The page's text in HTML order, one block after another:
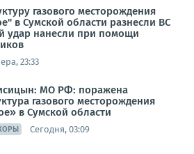
газового месторождения
в Сумской области разнесли ВС
удар нанесли при помощи
23:33
МО РФ: поражена
газового месторождения
в Сумской области
Сегодня, 03:09